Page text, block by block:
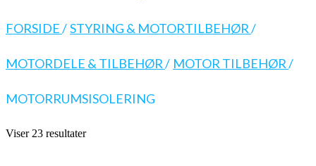
FORSIDE/STYRING & MOTORTILBEHØR/
MOTORDELE & TILBEHØR/ MOTOR TILBEHØR/
MOTORRUMSISOLERING
Viser 23 resultater